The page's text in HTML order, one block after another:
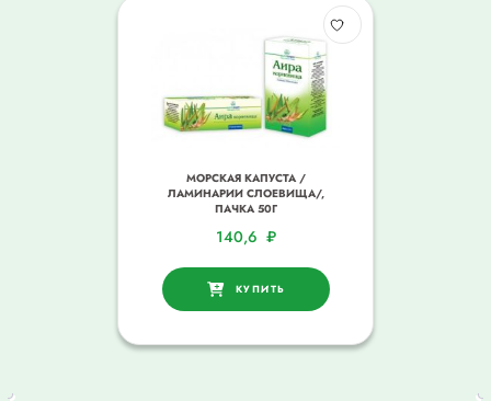
МОРСКАЯ КАПУСТА /
ЛАМИНАРИИ СЛОЕВИЩА/,
ПАЧКА 50Г
140,6 ₽
КУПИТЬ